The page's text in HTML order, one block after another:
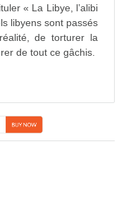
« La Libye, l’alibi
libyens sont passés
de torturer la
de tout ce gâchis.